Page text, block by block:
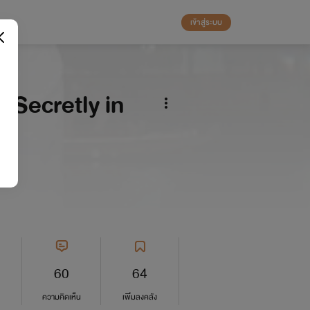
เข้าสู่ระบบ
Secretly in
60
ความคิดเห็น
64
เพิ่มลงคลัง